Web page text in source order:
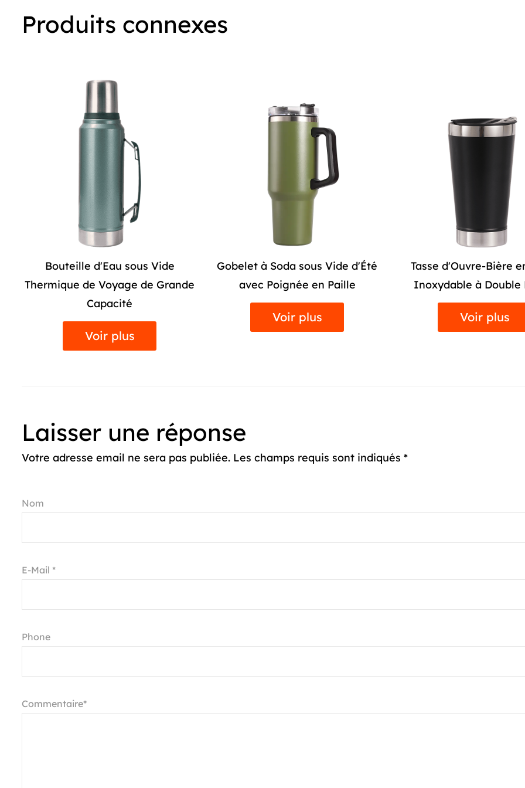
Utilisateur B ： "Je l'ai acheté pour le travail, et la
juste. L'isolation est excellente, et j'aime
coussin de silicone en bas, ce qui maintient la tasse
bureau. Le matériau est sûr, et je sens 安心 l'utiliser."
Utilisateur C: "Je l'utilise depuis quelques jours, et ça a
La conception de la base antidérapante est
tasse est vraiment robuste. Il ne s'use pas facilement,
satisfait de l'achat!"
Produits connexes
Gobelet à Soda sous Vide d'Été
avec Poignée en Paille
Tasse d'Ouvre-Bière en Acier
Inoxydable à Double Parois
Voir plus
20 oz Gobelet de
Vide en Acier
Couvercle
Voir plus
Laisser une réponse
Votre adresse email ne sera pas publiée. Les champs requis sont indiqués *
Nom
E-Mail *
Phone
Commentaire*